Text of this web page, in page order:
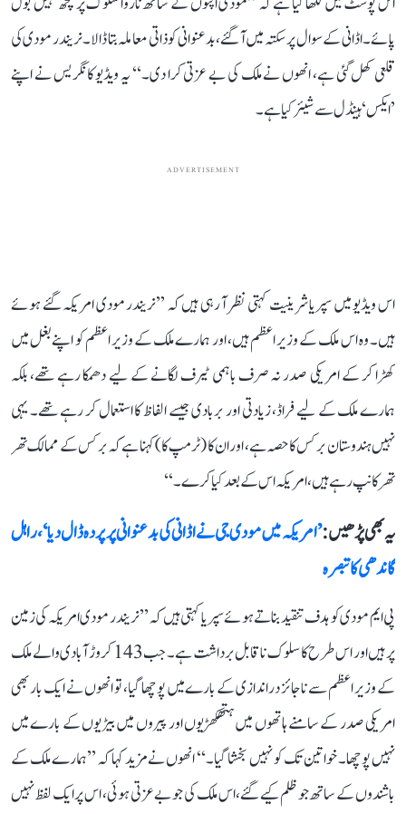
پائے۔ اڈانی کے سوال پر سکتہ میں آ گئے، بدعنوانی کو ذاتی معاملہ بتا ڈالا۔ نریندر مودی کی
قلعی کھل گئی ہے، انھوں نے ملک کی بے عزتی کرا دی۔‘‘ یہ ویڈیو کانگریس نے اپنے
’ایکس‘ ہینڈل سے شیئر کیا ہے۔
ADVERTISEMENT
اس ویڈیو میں سپریا شرینیت کہتی نظر آ رہی ہیں کہ ’’نریندر مودی امریکہ گئے ہوئے
ہیں۔ وہ اس ملک کے وزیر اعظم ہیں، اور ہمارے ملک کے وزیر اعظم کو اپنے بغل میں
کھڑا کر کے امریکی صدر نہ صرف باہمی ٹیرف لگانے کے لیے دھمکا رہے تھے، بلکہ
ہمارے ملک کے لیے فراڈ، زیادتی اور بربادی جیسے الفاظ کا استعمال کر رہے تھے۔ یہی
نہیں ہندوستان برکس کا حصہ ہے، اور ان کا (ٹرمپ کا) کہنا ہے کہ برکس کے ممالک تھر
تھر کانپ رہے ہیں، امریکہ اس کے بعد کیا کرے۔‘‘
یہ بھی پڑھیں :’امریکہ میں مودی جی نے اڈانی کی بدعنوانی پر پردہ ڈال دیا‘، راہل
گاندھی کا تبصرہ
پی ایم مودی کو ہدف تنقید بناتے ہوئے سپریا کہتی ہیں کہ ’’نریندر مودی امریکہ کی زمین
پر ہیں اور اس طرح کا سلوک ناقابل برداشت ہے۔ جب 143 کروڑ آبادی والے ملک
کے وزیر اعظم سے ناجائز دراندازی کے بارے میں پوچھا گیا، تو انھوں نے ایک بار بھی
امریکی صدر کے سامنے ہاتھوں میں ہتھکھڑیوں اور پیروں میں بیڑیوں کے بارے میں
نہیں پوچھا۔ خواتین تک کو نہیں بخشا گیا۔‘‘ انھوں نے مزید کہا کہ ’’ہمارے ملک کے
باشندوں کے ساتھ جو ظلم کیے گئے، اس ملک کی جو بے عزتی ہوئی، اس پر ایک لفظ نہیں